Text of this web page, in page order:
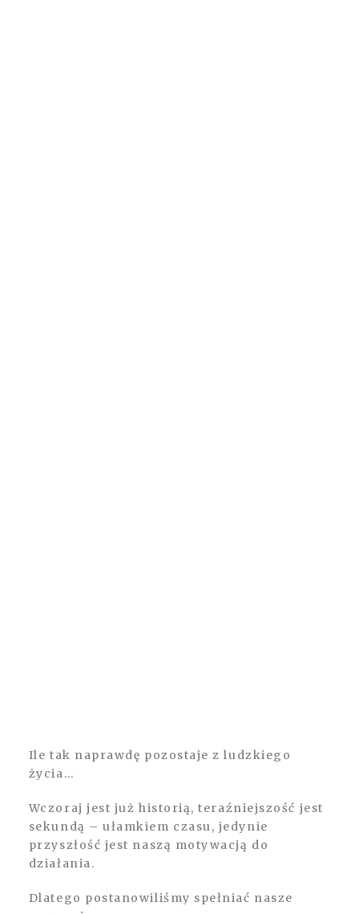
Ile tak naprawdę pozostaje z ludzkiego
życia…
Wczoraj jest już historią, teraźniejszość jest
sekundą – ułamkiem czasu, jedynie
przyszłość jest naszą motywacją do
działania.
Dlatego postanowiliśmy spełniać nasze